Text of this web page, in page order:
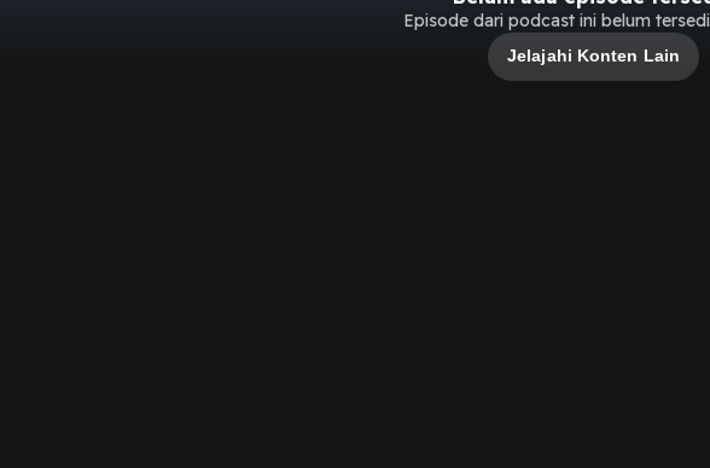
Episode dari podcast ini belum
Jelajahi Konten Lain